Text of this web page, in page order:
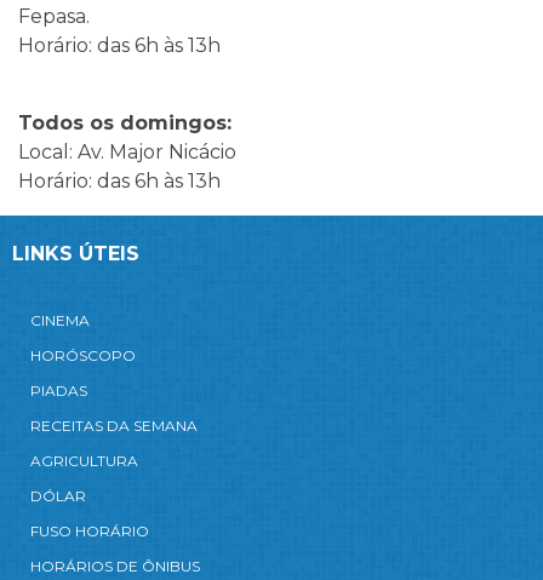
Fepasa.
Horário: das 6h às 13h
Todos os domingos:
Local: Av. Major Nicácio
Horário: das 6h às 13h
LINKS ÚTEIS
CINEMA
HORÓSCOPO
PIADAS
RECEITAS DA SEMANA
AGRICULTURA
DÓLAR
FUSO HORÁRIO
HORÁRIOS DE ÔNIBUS